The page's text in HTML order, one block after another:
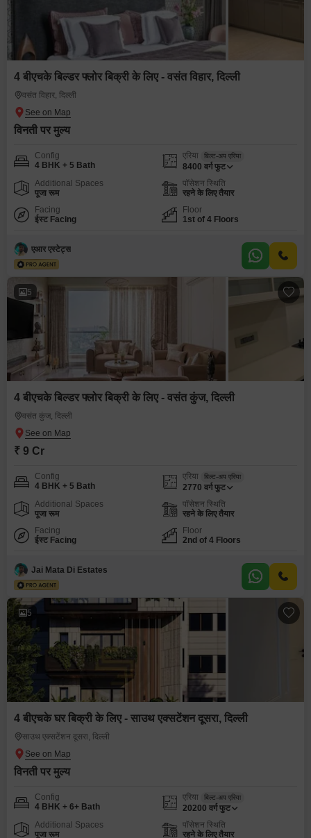
4 बीएचके बिल्डर फ्लोर बिक्री के लिए - वसंत विहार, दिल्ली
वसंत विहार, दिल्ली
विनती पर मुल्य
Config
4 BHK + 5 Bath
एरिया बिल्ट-अप एरिया
8400 वर्ग फुट
Additional Spaces
पूजा रूम
पॉसेशन स्थिति
रहने के लिए तैयार
Facing
ईस्ट Facing
Floor
1st of 4 Floors
एआर एस्टेट्स
5
4 बीएचके बिल्डर फ्लोर बिक्री के लिए - वसंत कुंज, दिल्ली
वसंत कुंज, दिल्ली
₹ 9 Cr
Config
4 BHK + 5 Bath
एरिया बिल्ट-अप एरिया
2770 वर्ग फुट
Additional Spaces
पूजा रूम
पॉसेशन स्थिति
रहने के लिए तैयार
Facing
ईस्ट Facing
Floor
2nd of 4 Floors
Jai Mata Di Estates
5
4 बीएचके घर बिक्री के लिए - साउथ एक्सटेंशन दूसरा, दिल्ली
साउथ एक्सटेंशन दूसरा, दिल्ली
विनती पर मुल्य
Config
4 BHK + 6+ Bath
एरिया बिल्ट-अप एरिया
20200 वर्ग फुट
Additional Spaces
पूजा रूम
पॉसेशन स्थिति
रहने के लिए तैयार